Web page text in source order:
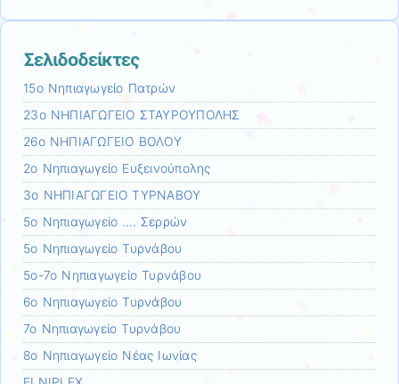
Σελιδοδείκτες
15ο Νηπιαγωγείο Πατρών
23ο ΝΗΠΙΑΓΩΓΕΙΟ ΣΤΑΥΡΟΥΠΟΛΗΣ
26ο ΝΗΠΙΑΓΩΓΕΙΟ ΒΟΛΟY
2ο Νηπιαγωγείο Ευξεινούπολης
3ο ΝΗΠΙΑΓΩΓΕΙΟ ΤΥΡΝΑΒΟΥ
5ο Νηπιαγωγείο …. Σερρών
5ο Νηπιαγωγείο Τυρνάβου
5ο-7ο Νηπιαγωγείο Τυρνάβου
6ο Νηπιαγωγείο Τυρνάβου
7ο Νηπιαγωγείο Τυρνάβου
8ο Νηπιαγωγείο Νέας Ιωνίας